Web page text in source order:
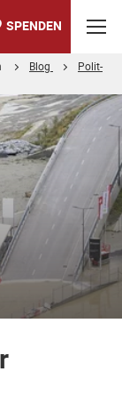
SPENDEN
Blog
Polit-